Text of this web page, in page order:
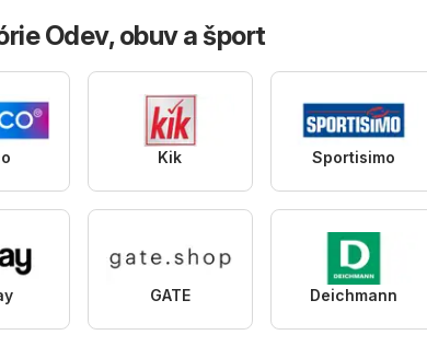
Odev, obuv a šport
Kik Sportisimo
GATE Deichmann